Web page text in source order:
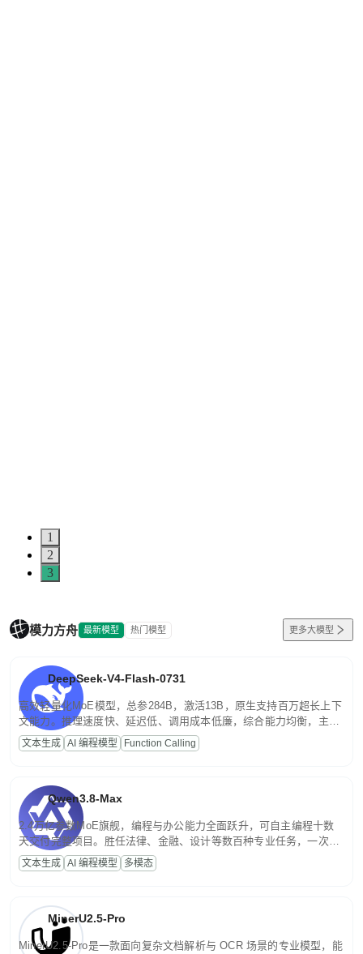
1
2
3
模力方舟 最新模型 热门模型 更多大模型
DeepSeek-V4-Flash-0731
高效轻量化MoE模型，总参284B，激活13B，原生支持百万超长上下
文能力。推理速度快、延迟低、调用成本低廉，综合能力均衡，主打
高并发、轻量化任务，适合日常对话、内容创作、基础 RAG、批量
文案处理等普惠刚需场景。
文本生成 AI 编程模型 Function Calling
Qwen3.8-Max
2.4万亿参数MoE旗舰，编程与办公能力全面跃升，可自主编程十数
天交付完整项目。胜任法律、金融、设计等数百种专业任务，一次对
话端到端交付生产级成果。原生视觉理解贯穿规划、执行与验证全流
程，支持超长文档与长视频的深度语义解析。长程任务中自主规划与
文本生成 AI 编程模型 多模态
MinerU2.5-Pro
MinerU2.5-Pro是一款面向复杂文档解析与 OCR 场景的专业模型，能